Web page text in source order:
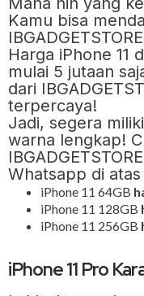
Kamu bisa
Harga iPhone 11
mulai 5 jutaan
dari
terpercaya!
Jadi, segera
warna lengkap!
Whatsapp di
iPhone 11 64GB
iPhone 11 128GB
iPhone 11 256GB
iPhone 11 Pro